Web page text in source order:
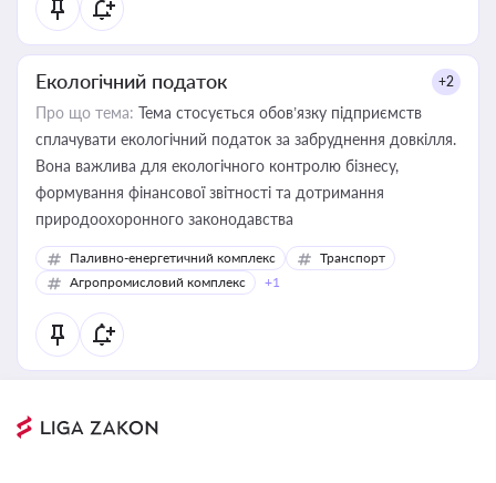
Екологічний податок +2
Про що тема: Тема стосується обов’язку підприємств
сплачувати екологічний податок за забруднення довкілля.
Вона важлива для екологічного контролю бізнесу,
формування фінансової звітності та дотримання
природоохоронного законодавства
Паливно-енергетичний комплекс
Транспорт
Агропромисловий комплекс
+1